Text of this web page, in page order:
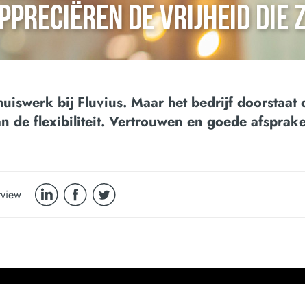
de vrijheid die
bij Fluvius. Maar het bedrijf doorstaat
de flexibiliteit. Vertrouwen en goede